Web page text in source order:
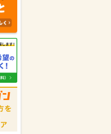
ナル
会社
送り
ーセ
の女
ルー
キニ
証プ
にキ